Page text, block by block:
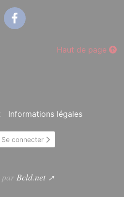
Haut de page
Informations légales
Se connecter
par Bcld.net